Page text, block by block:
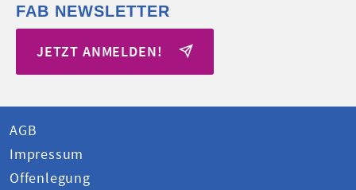
FAB NEWSLETTER
JETZT ANMELDEN!
AGB
Impressum
Offenlegung